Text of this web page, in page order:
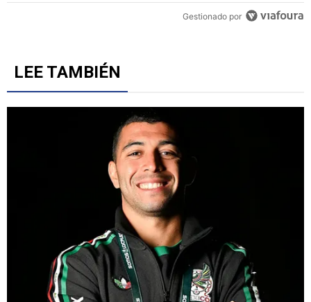
Un artículo de tendencia con el título "Revelan un detalle clave
Revelan un detalle clave en la negociación con el Toro
LEE TAMBIÉN